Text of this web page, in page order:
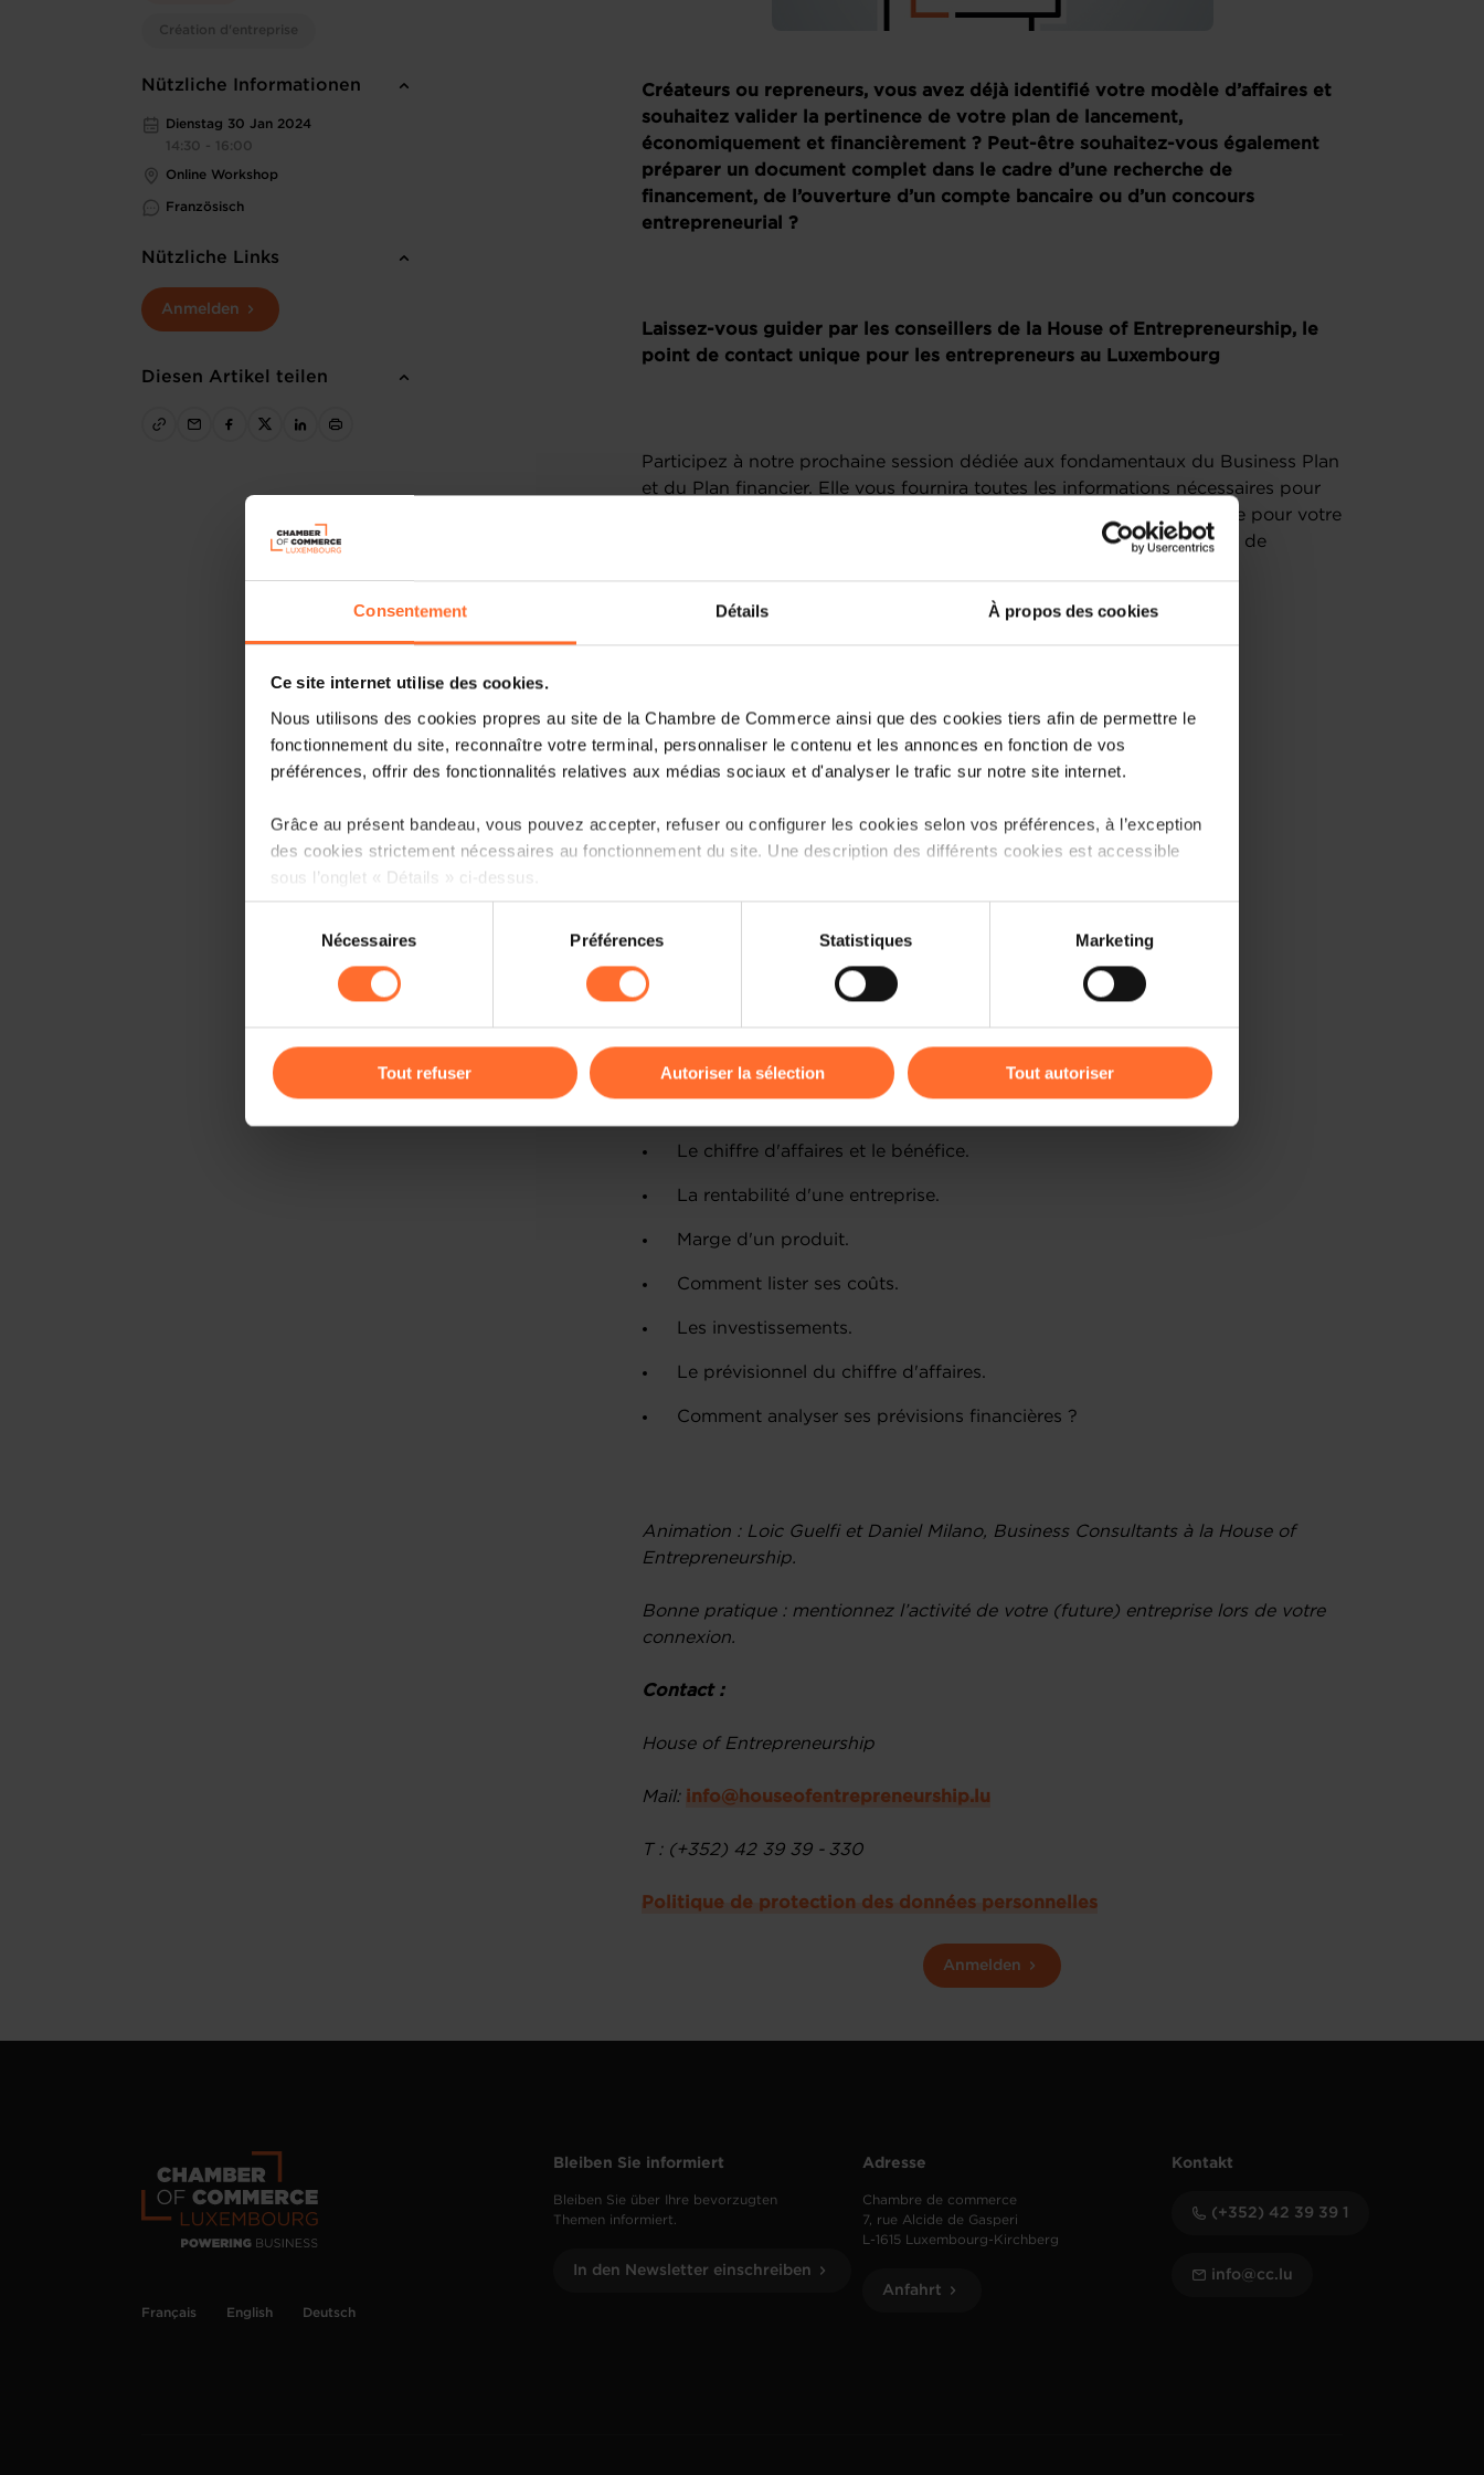
Consentement Détails À propos des cookies
Ce site internet utilise des cookies.
Nous utilisons des cookies propres au site de la Chambre de Commerce ainsi que des cookies tiers afin de permettre le
fonctionnement du site, reconnaître votre terminal, personnaliser le contenu et les annonces en fonction de vos
préférences, offrir des fonctionnalités relatives aux médias sociaux et d'analyser le trafic sur notre site internet.
Grâce au présent bandeau, vous pouvez accepter, refuser ou configurer les cookies selon vos préférences, à l’exception
des cookies strictement nécessaires au fonctionnement du site. Une description des différents cookies est accessible
sous l’onglet « Détails » ci-dessus.
Il est précisé que la navigation sur le site et certaines fonctionnalités (ex : lecture de vidéos, partage sur les réseaux
sociaux, sauvegarde des préférences de lecture vidéo, personnalisation de l’affichage du site) peuvent être affectées en
cas de refus de tous les cookies ou des cookies non nécessaires.
gauche de chaque page.
Charte d’usage des cookies et notre
Politique de protection des données
consentement
Nécessaires Préférences Statistiques Marketing
Tout refuser Autoriser la sélection Tout autoriser
Création d'entreprise
Nützliche Informationen
Dienstag 30 Jan 2024
14:30 - 16:00
Online Workshop
Französisch
Nützliche Links
Anmelden
Diesen Artikel teilen
Créateurs ou repreneurs, vous avez déjà identifié votre modèle d’affaires et
souhaitez valider la pertinence de votre plan de lancement,
économiquement et financièrement ? Peut-être souhaitez-vous également
préparer un document complet dans le cadre d’une recherche de
financement, de l’ouverture d’un compte bancaire ou d’un concours
entrepreneurial ?
Laissez-vous guider par les conseillers de la House of Entrepreneurship, le
point de contact unique pour les entrepreneurs au Luxembourg
Participez à notre prochaine session dédiée aux fondamentaux du Business Plan
et du Plan financier. Elle vous fournira toutes les informations nécessaires pour
développer un plan solide et élaborer une stratégie financière efficace pour votre
entreprise, à travers un tutoriel divisé en 2 parties, suivi d’une session de
Première partie : Business Plan
Pourquoi rédiger un business plan ?
Qui a besoin de rédiger un business plan ?
Etudier la faisabilité de son projet.
Préparer la mise en place de son projet
Les notions financières clés :
Le chiffre d'affaires et le bénéfice.
La rentabilité d'une entreprise.
Marge d'un produit.
Comment lister ses coûts.
Les investissements.
Le prévisionnel du chiffre d'affaires.
Comment analyser ses prévisions financières ?
Animation : Loic Guelfi et Daniel Milano, Business Consultants à la House of
Entrepreneurship.
Bonne pratique : mentionnez l’activité de votre (future) entreprise lors de votre
connexion.
Contact :
House of Entrepreneurship
Mail: info@houseofentrepreneurship.lu
T : (+352) 42 39 39 - 330
Politique de protection des données personnelles
Anmelden
Français English Deutsch
Bleiben Sie informiert
Bleiben Sie über Ihre bevorzugten
Themen informiert.
In den Newsletter einschreiben
Adresse
Chambre de commerce
7, rue Alcide de Gasperi
L-1615 Luxembourg-Kirchberg
Anfahrt
Kontakt
(+352) 42 39 39 1
info@cc.lu